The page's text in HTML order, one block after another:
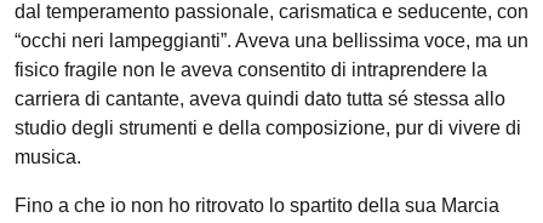
dal temperamento passionale, carismatica e seducente, con
“occhi neri lampeggianti”. Aveva una bellissima voce, ma un
fisico fragile non le aveva consentito di intraprendere la
carriera di cantante, aveva quindi dato tutta sé stessa allo
studio degli strumenti e della composizione, pur di vivere di
musica.
Fino a che io non ho ritrovato lo spartito della sua Marcia